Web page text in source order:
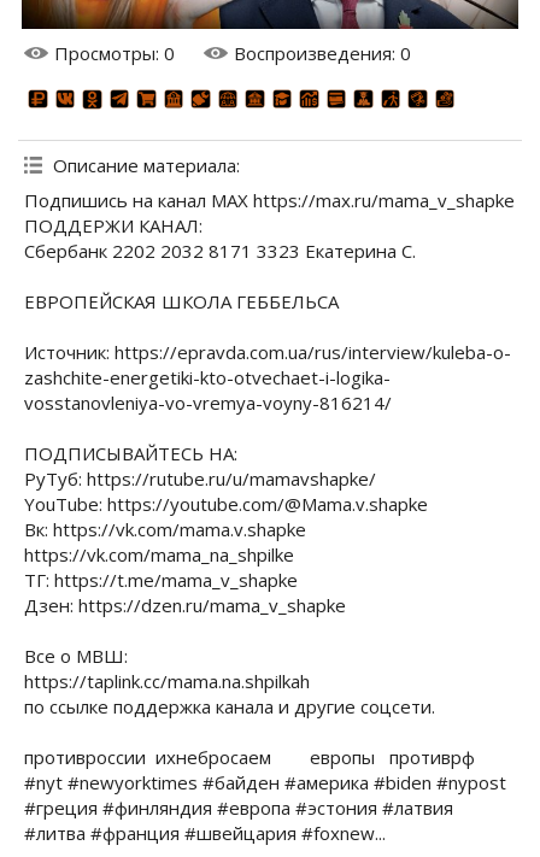
Просмотры: 0 Воспроизведения: 0
Описание материала:
Подпишись на канал МАХ https://max.ru/mama_v_shapke
ПОДДЕРЖИ КАНАЛ:
Сбербанк 2202 2032 8171 3323 Екатерина С.
ЕВРОПЕЙСКАЯ ШКОЛА ГЕББЕЛЬСА
Источник: https://epravda.com.ua/rus/interview/kuleba-o-
zashchite-energetiki-kto-otvechaet-i-logika-
vosstanovleniya-vo-vremya-voyny-816214/
ПОДПИСЫВАЙТЕСЬ НА:
РуТуб: https://rutube.ru/u/mamavshapke/
YouTube: https://youtube.com/@Mama.v.shapke
Вк: https://vk.com/mama.v.shapke
https://vk.com/mama_na_shpilke
ТГ: https://t.me/mama_v_shapke
Дзен: https://dzen.ru/mama_v_shapke
Все о МВШ:
https://taplink.cc/mama.na.shpilkah
по ссылке поддержка канала и другие соцсети.
противроссии ихнебросаем европы противрф
#nyt #newyorktimes #байден #америка #biden #nypost
#греция #финляндия #европа #эстония #латвия
#литва #франция #швейцария #foxnew...